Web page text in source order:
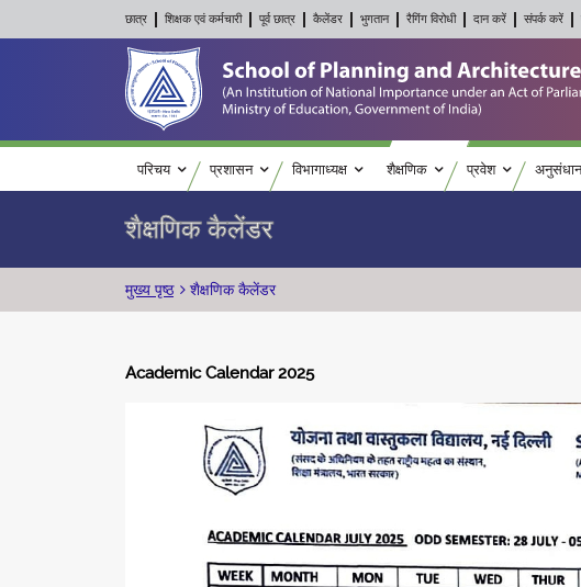
छात्र शिक्षक एवं कर्मचारी पूर्व छात्र कैलेंडर भुगतान रैगिंग विरोधी दान करें संपर्क करें
Main navigation
परिचय प्रशासन विभागाध्यक्ष शैक्षणिक प्रवेश अनुसंधान
शैक्षणिक कैलेंडर
पग चिन्ह
मुख्य पृष्ठ शैक्षणिक कैलेंडर
Academic Calendar 2025